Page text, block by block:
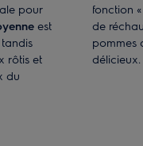
pour
est
rôtis et
du
fonction
de
pommes
délicieux.